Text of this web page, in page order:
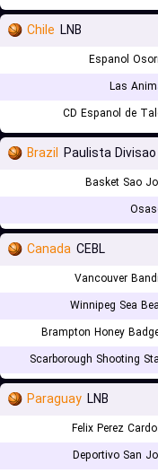
Chile LNB
Espanol
Las
CD Espanol de
Brazil Paulista
Basket Sao
Canada CEBL
Vancouver
Winnipeg Sea
Brampton Honey
Scarborough Shooting
Paraguay LNB
Felix Perez
Deportivo San